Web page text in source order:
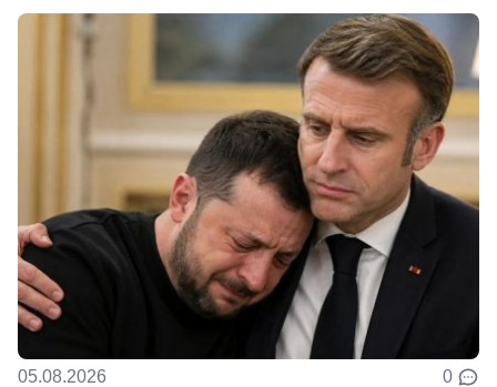
05.08.2026 0